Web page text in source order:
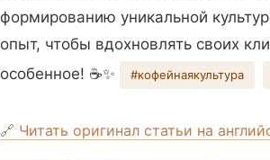
формированию уникальной
опыт, чтобы вдохновлять своих
особенное! ☕️✨
#кофейнаякультура
🔗 Читать оригинал статьи на